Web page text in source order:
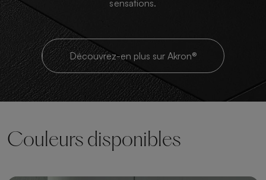
sensations.
Découvrez-en plus sur Akron®
Couleurs disponibles